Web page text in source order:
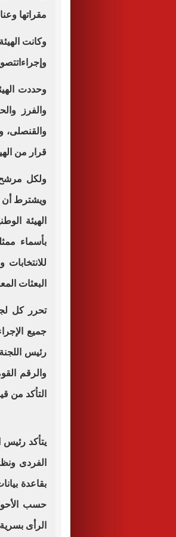
مقراتها
وحددت
والفرز
والقنصلى،
قرار من
ولكل مرشح
ويشترط أن
الهيئة
بأسماء
للانتخابات
البعثات
تحرر كل
جميع
رئيس
والرقم
التأكد من
يتأكد
الفردى
بقاعدة
حسب
الرأى